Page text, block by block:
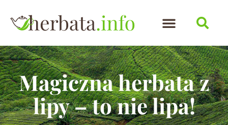
Magiczna herbata z
lipy – to nie lipa!